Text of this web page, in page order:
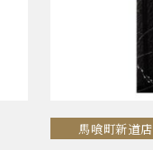
馬喰町新道店